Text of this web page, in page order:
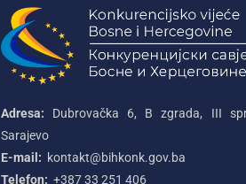
Adresa: Dubrovačka 6, B zgrada, III
Sarajevo
E-mail: kontakt@bihkonk.gov.ba
Telefon: +387‌ 33‌ 251‌ 406